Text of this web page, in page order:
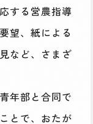
する営農指導
望、紙による
など、さまざ
年部と合同で
とで、おたが